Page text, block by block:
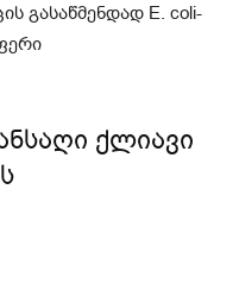
გასაწმენდად E. coli-
ქლიავი